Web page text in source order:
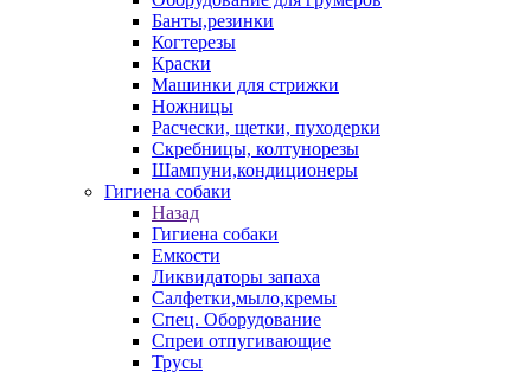
Банты,резинки
Когтерезы
Краски
Машинки для стрижки
Ножницы
Расчески, щетки, пуходерки
Скребницы, колтунорезы
Шампуни,кондиционеры
Гигиена собаки
Назад
Гигиена собаки
Емкости
Ликвидаторы запаха
Салфетки,мыло,кремы
Спец. Оборудование
Спреи отпугивающие
Трусы